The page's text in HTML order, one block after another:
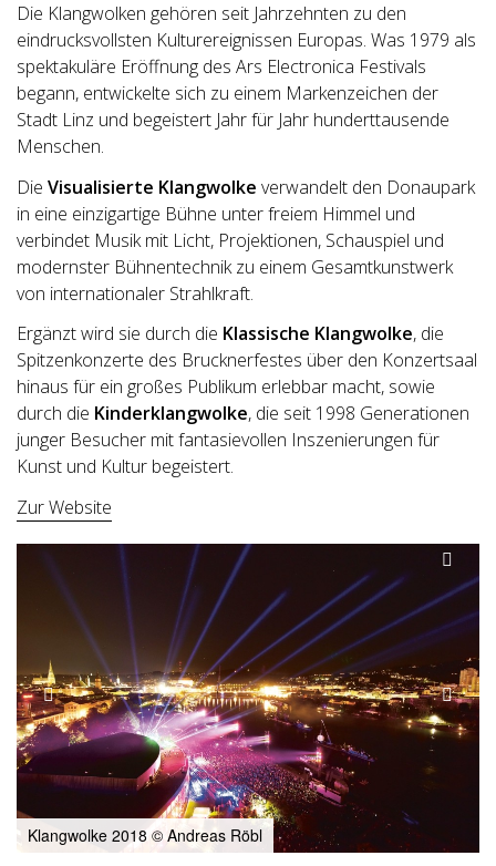
Die Klangwolken gehören seit Jahrzehnten zu den
eindrucksvollsten Kulturereignissen Europas. Was 1979 als
spektakuläre Eröffnung des Ars Electronica Festivals
begann, entwickelte sich zu einem Markenzeichen der
Stadt Linz und begeistert Jahr für Jahr hunderttausende
Menschen.
Die Visualisierte Klangwolke verwandelt den Donaupark
in eine einzigartige Bühne unter freiem Himmel und
verbindet Musik mit Licht, Projektionen, Schauspiel und
modernster Bühnentechnik zu einem Gesamtkunstwerk
von internationaler Strahlkraft.
Ergänzt wird sie durch die Klassische Klangwolke, die
Spitzenkonzerte des Brucknerfestes über den Konzertsaal
hinaus für ein großes Publikum erlebbar macht, sowie
durch die Kinderklangwolke, die seit 1998 Generationen
junger Besucher mit fantasievollen Inszenierungen für
Kunst und Kultur begeistert.
Zur Website
Klangwolke 2018 © Andreas Röbl